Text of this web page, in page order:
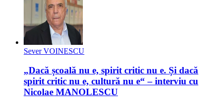
Sever VOINESCU
„Dacă școală nu e, spirit critic nu e. Și dacă
spirit critic nu e, cultură nu e“ – interviu cu
Nicolae MANOLESCU